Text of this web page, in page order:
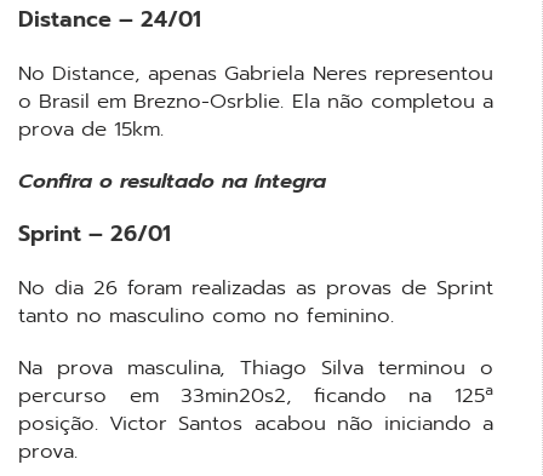
Distance – 24/01
No Distance, apenas Gabriela Neres representou
o Brasil em Brezno-Osrblie. Ela não completou a
prova de 15km.
Confira o resultado na íntegra
Sprint – 26/01
No dia 26 foram realizadas as provas de Sprint
tanto no masculino como no feminino.
Na prova masculina, Thiago Silva terminou o
percurso em 33min20s2, ficando na 125ª
posição. Victor Santos acabou não iniciando a
prova.